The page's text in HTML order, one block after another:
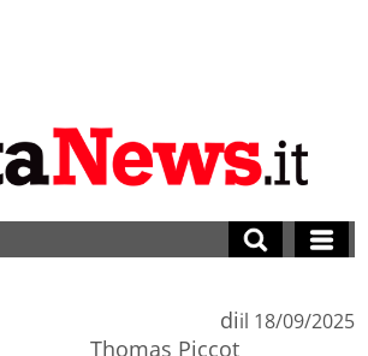
di
Thomas Piccot
il 18/09/2025